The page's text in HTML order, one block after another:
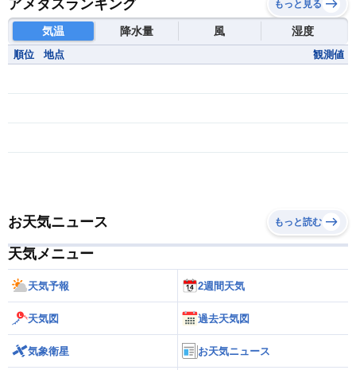
アメダスランキング もっと見る
気温 降水量 風 湿度
順位 地点 観測値
お天気ニュース もっと読む
天気メニュー
天気予報 2週間天気
天気図 過去天気図
気象衛星 お天気ニュース